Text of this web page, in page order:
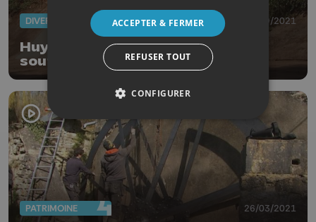
DIVERS 02/09/2021
Huy: un tout nouveau mur de
soutènement pour le Thier au
Pequet
PATRIMOINE 26/03/2021
ACCEPTER & FERMER
REFUSER TOUT
CONFIGURER